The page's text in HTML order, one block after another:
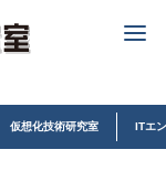
仮想化技術研究室 ITエ